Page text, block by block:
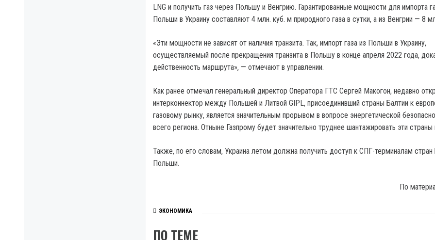
LNG и получить газ через Польшу и Венгрию. Гарантированные мощности для импорта
Польши в Украину составляют 4 млн. куб. м природного газа в сутки, а из Венгрии — 8
«Эти мощности не зависят от наличия транзита. Так, импорт газа из Польши в Украину,
осуществляемый после прекращения транзита в Польшу в конце апреля 2022 года,
действенность маршрута», — отмечают в управлении.
Как ранее отмечал генеральный директор Оператора ГТС Сергей Макогон, недавно
интерконнектор между Польшей и Литвой GIPL, присоединивший страны Балтии к
газовому рынку, является значительным прорывом в вопросе энергетической
всего региона. Отныне Газпрому будет значительно труднее шантажировать эти страны
Также, по его словам, Украина летом должна получить доступ к СПГ-терминалам стран
Польши.
По
ЭКОНОМИКА
ПО ТЕМЕ